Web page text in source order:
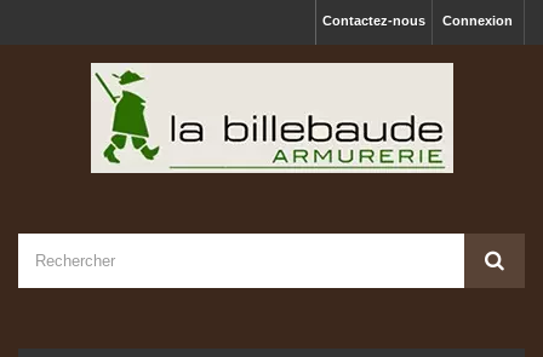
Connexion
Contactez-nous